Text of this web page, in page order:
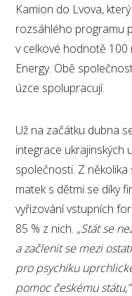
Kamion do Lvova,
rozsáhlého programu
v celkové hodnotě 100
Energy. Obě
úzce spolupracují.
Už na začátku dubna
integrace ukrajinských
společnosti. Z
matek s dětmi se díky
vyřizování vstupních
85 % z nich. „Stát se
a začlenit se mezi
pro psychiku
pomoc českému státu,”